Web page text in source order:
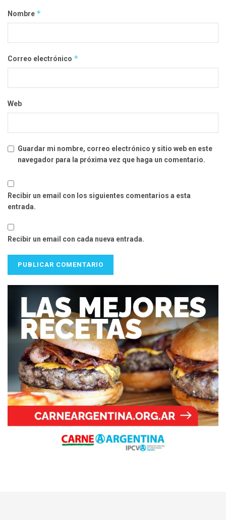
Nombre *
Correo electrónico *
Web
Guardar mi nombre, correo electrónico y sitio web en este
navegador para la próxima vez que haga un comentario.
Recibir un email con los siguientes comentarios a esta
entrada.
Recibir un email con cada nueva entrada.